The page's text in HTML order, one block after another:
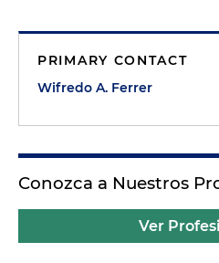
PRIMARY CONTACT
Wifredo A. Ferrer
Conozca a Nuestros
Ver